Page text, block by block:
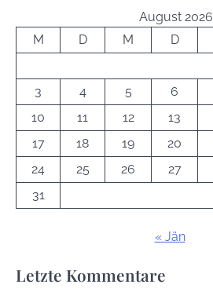
August 2026
M
D M D
3
4 5 6
10
11 12 13
17
18 19 20
24
25 26 27
31
« Jän
Letzte Kommentare